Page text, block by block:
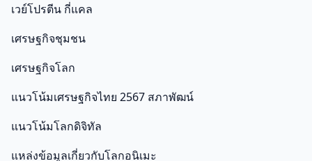
เวย์โปรตีน กี่แคล
เศรษฐกิจชุมชน
เศรษฐกิจโลก
แนวโน้มเศรษฐกิจไทย 2567 สภาพัฒน์
แนวโน้มโลกดิจิทัล
แหล่งข้อมูลเกี่ยวกับโลกอนิเมะ